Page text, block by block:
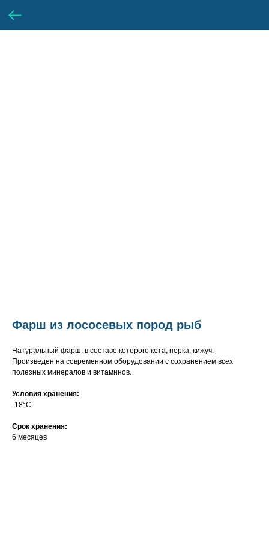
Фарш из лососевых пород рыб
Натуральный фарш, в составе которого кета, нерка, кижуч.
Произведен на современном оборудовании с сохранением всех
полезных минералов и витаминов.
Условия хранения:
-18°C
Срок хранения:
6 месяцев